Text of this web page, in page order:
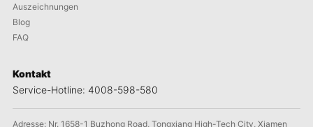
Auszeichnungen
Blog
FAQ
Kontakt
Service-Hotline: 4008-598-580
Adresse: Nr. 1658-1 Buzhong Road, Tongxiang High-Tech City, Xiamen